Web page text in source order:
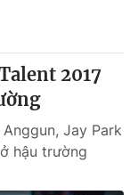
2017
Jay Park
hậu trường